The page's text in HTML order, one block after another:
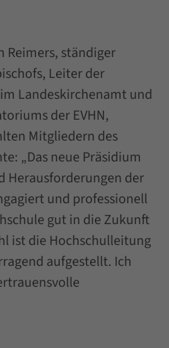
Reimers, ständiger
Leiter der
Landeskirchenamt und
der EVHN,
Mitgliedern des
„Das neue Präsidium
Herausforderungen der
und professionell
gut in die Zukunft
ist die Hochschulleitung
aufgestellt. Ich